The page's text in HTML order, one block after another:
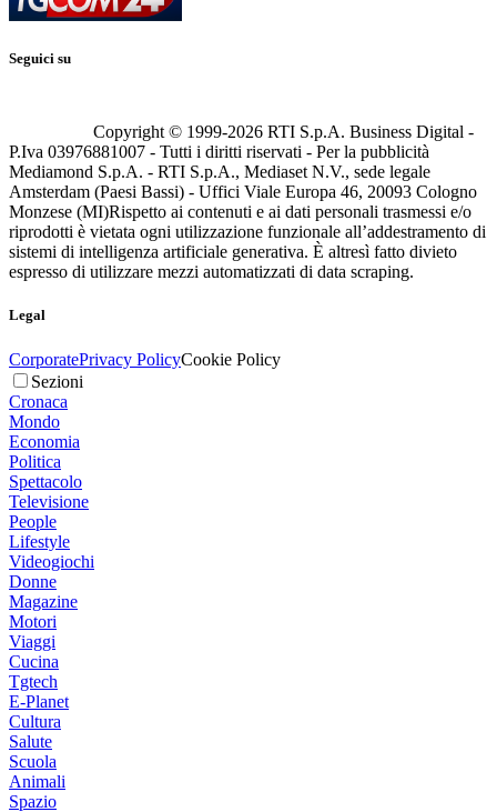
Seguici su
Copyright © 1999-2026 RTI S.p.A. Business Digital -
P.Iva 03976881007 - Tutti i diritti riservati - Per la pubblicità
Mediamond S.p.A. - RTI S.p.A., Mediaset N.V., sede legale
Amsterdam (Paesi Bassi) - Uffici Viale Europa 46, 20093 Cologno
Monzese (MI)Rispetto ai contenuti e ai dati personali trasmessi e/o
riprodotti è vietata ogni utilizzazione funzionale all’addestramento di
sistemi di intelligenza artificiale generativa. È altresì fatto divieto
espresso di utilizzare mezzi automatizzati di data scraping.
Legal
CorporatePrivacy PolicyCookie Policy
Sezioni
Cronaca
Mondo
Economia
Politica
Spettacolo
Televisione
People
Lifestyle
Videogiochi
Donne
Magazine
Motori
Viaggi
Cucina
Tgtech
E-Planet
Cultura
Salute
Scuola
Animali
Spazio